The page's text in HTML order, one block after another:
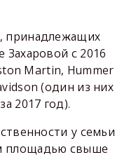
принадлежащих
Захаровой с 2016
Martin, Hummer
(один из них
2017 год).
у семьи
площадью свыше